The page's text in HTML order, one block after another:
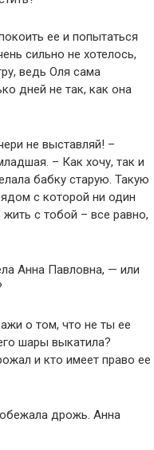
ее и попытаться
сильно не хотелось,
ведь Оля сама
дней не так, как она
не выставляй! –
– Как хочу, так и
бабку старую. Такую
с которой ни один
с тобой – все равно,
Анна Павловна, — или
о том, что не ты ее
шары выкатила?
и кто имеет право ее
дрожь. Анна